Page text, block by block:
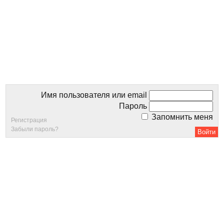
Имя пользователя или email
Пароль
Запомнить меня
Регистрация
Забыли пароль?